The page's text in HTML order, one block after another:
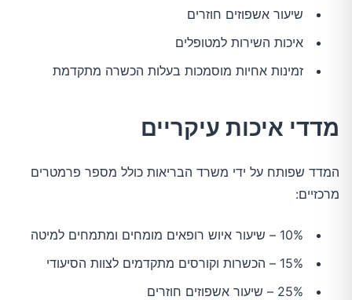
שיעור אשפוזים חוזרים
איכות השירות למטופלים
זמינות אחיות מוסמכות בעלות הכשרה מתקדמת
מדדי איכות עיקריים
המדד שפותח על ידי משרד הבריאות כולל מספר פרמטרים
מרכזיים:
10% – שיעור איוש רופאים מומחים ומתמחים למיטה
15% – הכשרות וקורסים מתקדמים לצוות הסיעודי
25% – שיעור אשפוזים חוזרים